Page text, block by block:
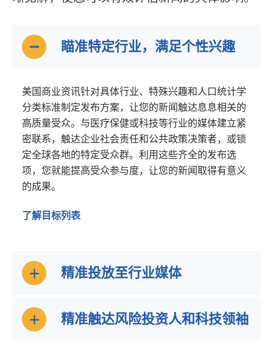
瞄准特定行业，满足个性兴趣
美国商业资讯针对具体行业、特殊兴趣和人口统计学
分类标准制定发布方案，让您的新闻触达息息相关的
高质量受众。与医疗保健或科技等行业的媒体建立紧
密联系，触达企业社会责任和公共政策决策者，或锁
定全球各地的特定受众群。利用这些齐全的发布选
项，您就能提高受众参与度，让您的新闻取得有意义
的成果。
了解目标列表
精准投放至行业媒体
精准触达风险投资人和科技领袖